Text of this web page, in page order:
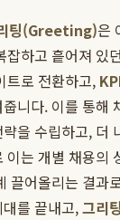
팅(Greeting)은
하고 흩어져 있
트로 전환하고,
니다. 이를 통해
을 수립하고, 더
이는 개별 채용의
끌어올리는 결과
를 끝내고,그리